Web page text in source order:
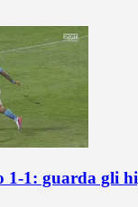
1-1: guarda gli